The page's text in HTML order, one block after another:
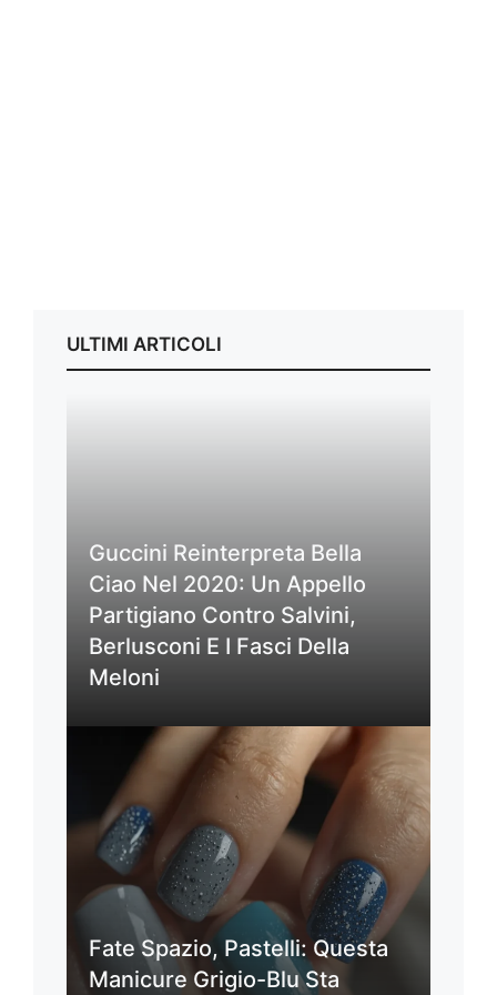
ULTIMI ARTICOLI
Guccini Reinterpreta Bella
Ciao Nel 2020: Un Appello
Partigiano Contro Salvini,
Berlusconi E I Fasci Della
Meloni
Fate Spazio, Pastelli: Questa
Manicure Grigio-Blu Sta